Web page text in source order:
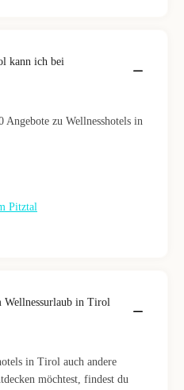
kann ich bei
zu Wellnesshotels in
Pitztal
Wellnessurlaub in Tirol
in Tirol auch andere
möchtest, findest du